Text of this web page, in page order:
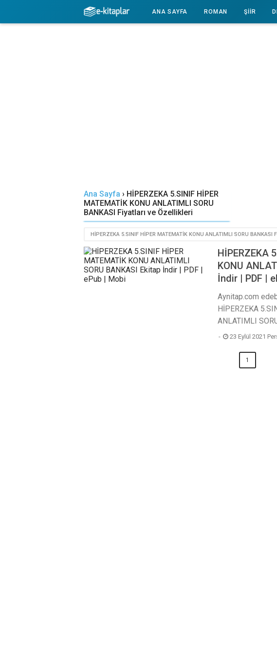
ANA SAYFA ROMAN ŞİİR
Ana Sayfa › HİPERZEKA 5.SINIF HİPER
MATEMATİK KONU ANLATIMLI SORU
BANKASI Fiyatları ve Özellikleri
HİPERZEKA 5.SINIF HİPER MATEMATİK KONU ANLATIMLI SORU BANKASI
HİPERZEKA
KONU
İndir | PDF |
Aynitap.com
HİPERZEKA
ANLATIMLI
23 Eylül 2021
1